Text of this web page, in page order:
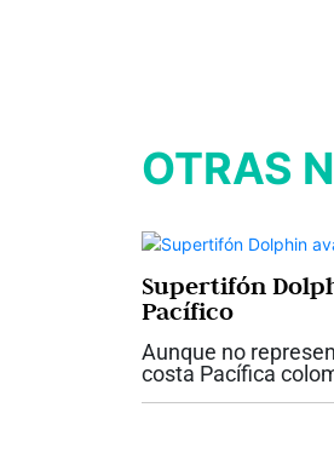
OTRAS
Supertifón
Pacífico
Aunque no
costa Pacífica